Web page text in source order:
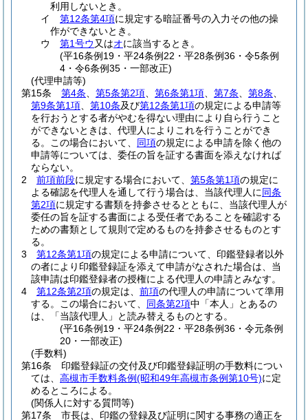
利用しないとき。
イ
第12条第4項に規定する暗証番号の入力その他の操
作ができないとき。
ウ
第1号ウ 又はオに該当するとき。
(平16条例19・平24条例22・平28条例36・令5条例
4・令6条例35・一部改正)
(代理申請等)
第15条
第4条 第5条第2項 第6条第1項 第7条 第8条
第9条第1項
第10条及び第12条第1項の規定による申請等
を行おうとする者がやむを得ない理由により自ら行うこと
ができないときは、代理人によりこれを行うことができ
る。
この場合において、 同項の規定による申請を除く他の
申請等については、委任の旨を証する書面を添えなければ
ならない。
2
前項前段に規定する場合において、 第5条第1項の規定に
よる確認を代理人を通して行う場合は、当該代理人に同条
第2項に規定する書類を持参させるとともに、当該代理人が
委任の旨を証する書面による受任者であることを確認する
ための書類として規則で定めるものを持参させるものとす
る。
3
第12条第1項の規定による申請について、印鑑登録者以外
の者により印鑑登録証を添えて申請がなされた場合は、当
該申請は印鑑登録者の授権による代理人の申請とみなす。
4
第12条第2項の規定は、 前項の代理人の申請について準用
する。
この場合において、 同条第2項中「本人」とあるの
は、「当該代理人」と読み替えるものとする。
(平16条例19・平24条例22・平28条例36・令元条例
20・一部改正)
(手数料)
第16条
印鑑登録証の交付及び印鑑登録証明の手数料につい
ては、 高槻市手数料条例(昭和49年高槻市条例第10号)に定
めるところによる。
(関係人に対する質問等)
第17条
市長は、印鑑の登録及び証明に関する事務の適正を